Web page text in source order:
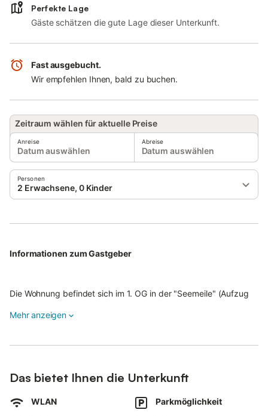
Perfekte Lage
Gäste schätzen die gute Lage dieser Unterkunft.
Fast ausgebucht.
Wir empfehlen Ihnen, bald zu buchen.
Zeitraum wählen für aktuelle Preise
Anreise
Datum auswählen
Abreise
Datum auswählen
Personen
2 Erwachsene, 0 Kinder
Informationen zum Gastgeber
Die Wohnung befindet sich im 1. OG in der "Seemeile" (Aufzug
Büsum gelangen. Dort finden Sie eine Vielzahl von Restaurants
150 m) erreichen Sie fußläufig in wenigen Gehminuten.
Mehr anzeigen
Das bietet Ihnen die Unterkunft
WLAN Parkmöglichkeit